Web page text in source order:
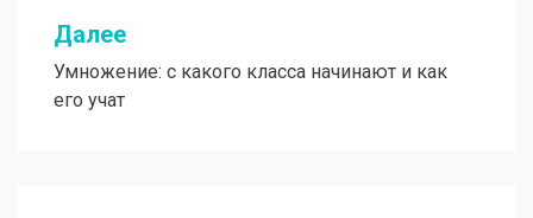
записям
Далее
Умножение: с какого класса начинают и как
его учат